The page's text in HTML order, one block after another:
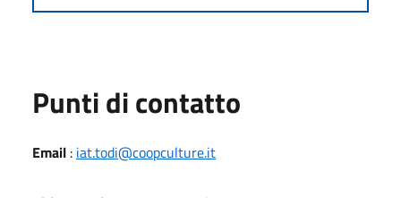
Punti di contatto
Email : iat.todi@coopculture.it